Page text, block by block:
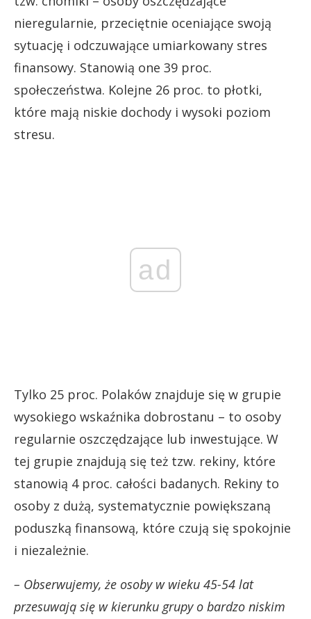
nieregularnie, przeciętnie oceniające swoją
sytuację i odczuwające umiarkowany stres
finansowy. Stanowią one 39 proc.
społeczeństwa. Kolejne 26 proc. to płotki,
które mają niskie dochody i wysoki poziom
stresu.
ad
Tylko 25 proc. Polaków znajduje się w grupie
wysokiego wskaźnika dobrostanu – to osoby
regularnie oszczędzające lub inwestujące. W
tej grupie znajdują się też tzw. rekiny, które
stanowią 4 proc. całości badanych. Rekiny to
osoby z dużą, systematycznie powiększaną
poduszką finansową, które czują się spokojnie
i niezależnie.
– Obserwujemy, że osoby w wieku 45-54 lat
przesuwają się w kierunku grupy o bardzo niskim